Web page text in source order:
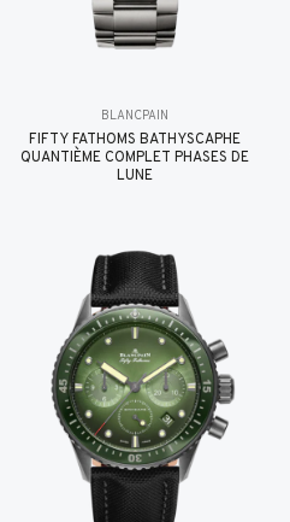
BLANCPAIN
FIFTY FATHOMS BATHYSCAPHE
QUANTIÈME COMPLET PHASES DE
LUNE